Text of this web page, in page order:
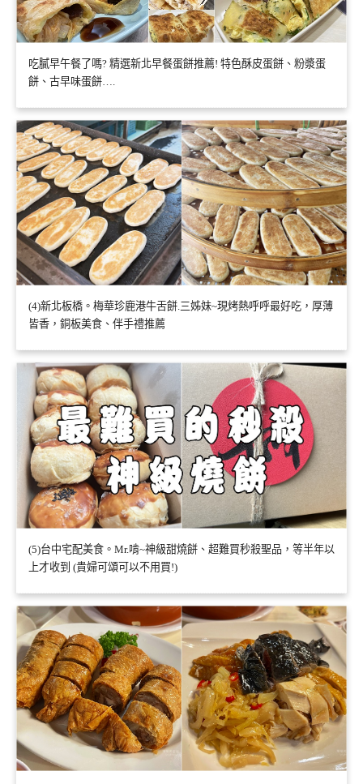
吃膩早午餐了嗎? 精選新北早餐蛋餅推薦! 特色酥皮蛋餅、粉漿蛋
餅、古早味蛋餅….
(4)新北板橋。梅華珍鹿港牛舌餅.三姊妹~現烤熱呼呼最好吃，厚薄
皆香，銅板美食、伴手禮推薦
(5)台中宅配美食。Mr.啃~神級甜燒餅、超難買秒殺聖品，等半年以
上才收到 (貴婦可頌可以不用買!)